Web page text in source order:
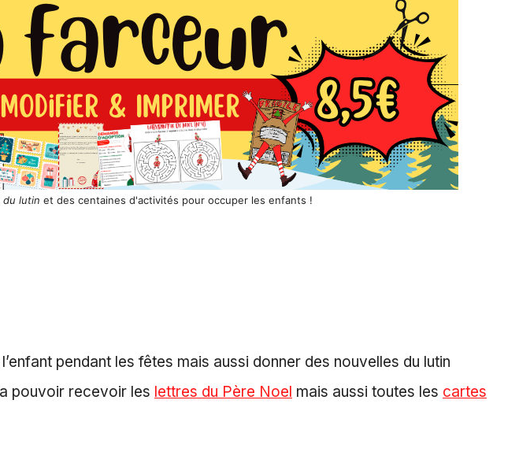
du lutin et des centaines d'activités pour occuper les enfants !
pendant les fêtes mais aussi donner des nouvelles du lutin
pouvoir recevoir les lettres du Père Noel mais aussi toutes les cartes